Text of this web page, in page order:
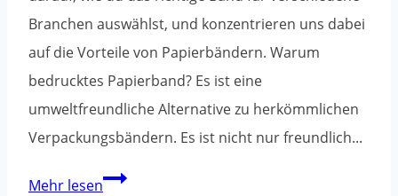
Branchen auswählst, und konzentrieren uns dabei
auf die Vorteile von Papierbändern. Warum
bedrucktes Papierband? Es ist eine
umweltfreundliche Alternative zu herkömmlichen
Verpackungsbändern. Es ist nicht nur freundlich...
Mehr lesenWie